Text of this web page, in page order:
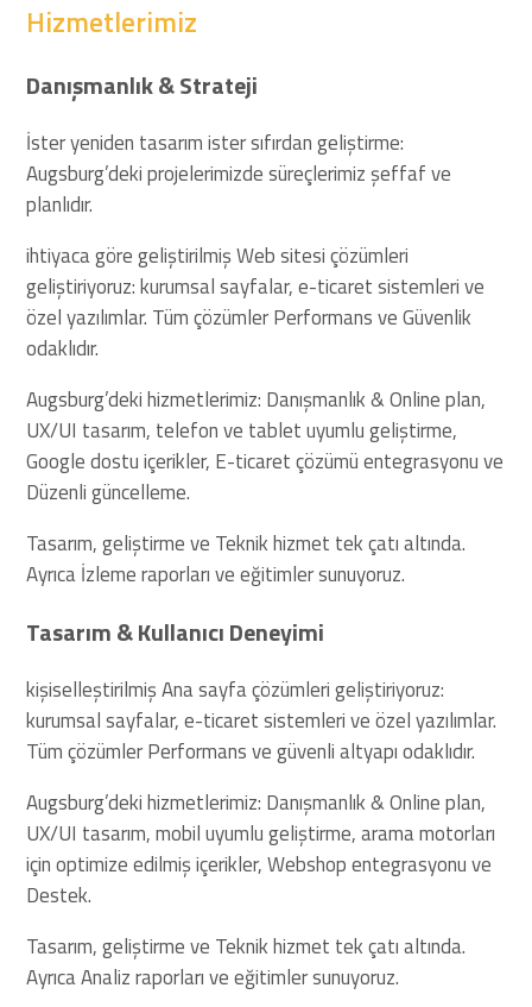
Hizmetlerimiz
Danışmanlık & Strateji
İster yeniden tasarım ister sıfırdan geliştirme:
Augsburg’deki projelerimizde süreçlerimiz şeffaf ve
planlıdır.
ihtiyaca göre geliştirilmiş Web sitesi çözümleri
geliştiriyoruz: kurumsal sayfalar, e-ticaret sistemleri ve
özel yazılımlar. Tüm çözümler Performans ve Güvenlik
odaklıdır.
Augsburg’deki hizmetlerimiz: Danışmanlık & Online plan,
UX/UI tasarım, telefon ve tablet uyumlu geliştirme,
Google dostu içerikler, E-ticaret çözümü entegrasyonu ve
Düzenli güncelleme.
Tasarım, geliştirme ve Teknik hizmet tek çatı altında.
Ayrıca İzleme raporları ve eğitimler sunuyoruz.
Tasarım & Kullanıcı Deneyimi
kişiselleştirilmiş Ana sayfa çözümleri geliştiriyoruz:
kurumsal sayfalar, e-ticaret sistemleri ve özel yazılımlar.
Tüm çözümler Performans ve güvenli altyapı odaklıdır.
Augsburg’deki hizmetlerimiz: Danışmanlık & Online plan,
UX/UI tasarım, mobil uyumlu geliştirme, arama motorları
için optimize edilmiş içerikler, Webshop entegrasyonu ve
Destek.
Tasarım, geliştirme ve Teknik hizmet tek çatı altında.
Ayrıca Analiz raporları ve eğitimler sunuyoruz.